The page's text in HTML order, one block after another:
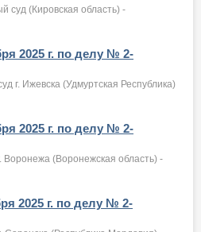
суд (Кировская область) -
2025 г. по делу № 2-
г. Ижевска (Удмуртская Республика)
2025 г. по делу № 2-
Воронежа (Воронежская область) -
2025 г. по делу № 2-